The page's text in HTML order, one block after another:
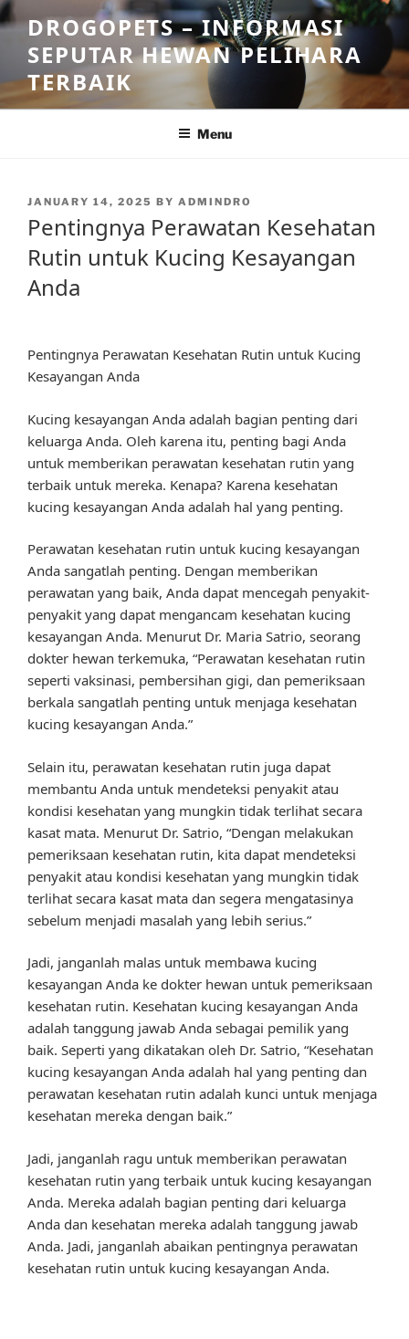
Skip
to
content
DROGOPETS – INFORMASI
SEPUTAR HEWAN PELIHARA
TERBAIK
Menu
POSTED
JANUARY 14, 2025 BY ADMINDRO
Pentingnya Perawatan Kesehatan
Rutin untuk Kucing Kesayangan
Anda
Pentingnya Perawatan Kesehatan Rutin untuk Kucing
Kesayangan Anda
Kucing kesayangan Anda adalah bagian penting dari
keluarga Anda. Oleh karena itu, penting bagi Anda
untuk memberikan perawatan kesehatan rutin yang
terbaik untuk mereka. Kenapa? Karena kesehatan
kucing kesayangan Anda adalah hal yang penting.
Perawatan kesehatan rutin untuk kucing kesayangan
Anda sangatlah penting. Dengan memberikan
perawatan yang baik, Anda dapat mencegah penyakit-
penyakit yang dapat mengancam kesehatan kucing
kesayangan Anda. Menurut Dr. Maria Satrio, seorang
dokter hewan terkemuka, “Perawatan kesehatan rutin
seperti vaksinasi, pembersihan gigi, dan pemeriksaan
berkala sangatlah penting untuk menjaga kesehatan
kucing kesayangan Anda.”
Selain itu, perawatan kesehatan rutin juga dapat
membantu Anda untuk mendeteksi penyakit atau
kondisi kesehatan yang mungkin tidak terlihat secara
kasat mata. Menurut Dr. Satrio, “Dengan melakukan
pemeriksaan kesehatan rutin, kita dapat mendeteksi
penyakit atau kondisi kesehatan yang mungkin tidak
terlihat secara kasat mata dan segera mengatasinya
sebelum menjadi masalah yang lebih serius.”
Jadi, janganlah malas untuk membawa kucing
kesayangan Anda ke dokter hewan untuk pemeriksaan
kesehatan rutin. Kesehatan kucing kesayangan Anda
adalah tanggung jawab Anda sebagai pemilik yang
baik. Seperti yang dikatakan oleh Dr. Satrio, “Kesehatan
kucing kesayangan Anda adalah hal yang penting dan
perawatan kesehatan rutin adalah kunci untuk menjaga
kesehatan mereka dengan baik.”
Jadi, janganlah ragu untuk memberikan perawatan
kesehatan rutin yang terbaik untuk kucing kesayangan
Anda. Mereka adalah bagian penting dari keluarga
Anda dan kesehatan mereka adalah tanggung jawab
Anda. Jadi, janganlah abaikan pentingnya perawatan
kesehatan rutin untuk kucing kesayangan Anda.